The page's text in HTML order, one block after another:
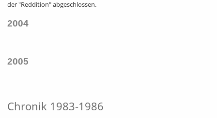
der "Reddition" abgeschlossen.
2004
2005
Chronik 1983-1986